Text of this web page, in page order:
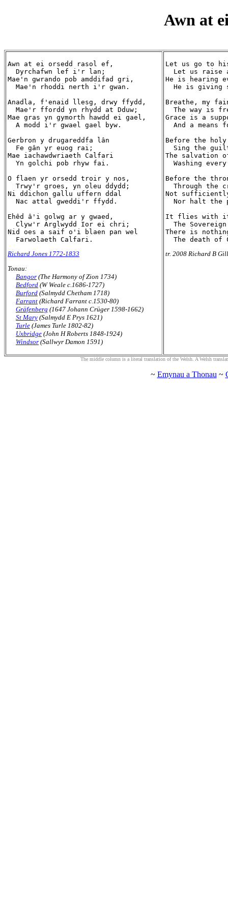
Awn at
Awn at ei orsedd rasol ef,
  Dyrchafwn lef i'r lan;
Mae'n gwrando pob amddifad gri,
  Mae'n rhoddi nerth i'r gwan.
Anadla, f'enaid llesg, drwy ffydd,
  Mae'r ffordd yn rhydd at Dduw;
Mae gras yn gymorth hawdd ei gael,
  A modd i'r gwael gael byw.
Gerbron y drugareddfa lân
  Fe gân yr euog rai;
Mae iachawdwriaeth Calfari
  Yn golchi pob rhyw fai.
O flaen yr orsedd troir y nos,
  Trwy'r groes, yn oleu ddydd;
Ni ddichon gallu uffern ddal
  Nac attal gweddi'r ffydd.
Ehêd â'i golwg ar y gwaed,
  Clyw'r Arglwydd Ior ei chri;
Nid oes a saif o'i blaen pan wel
Richard Jones 1772-1833
Tonau:
Bangor (The Harmony of Zion 1734)
Bedford (W Weale c.1686-1727)
Burford (Salmydd Chetham 1718)
Farrant (Richard Farrant c.1530-80)
Gräfenberg (1647 Johann Crüger 1598-1662)
St Mary (Salmydd E Prys 1621)
Turle (James Turle 1802-82)
Uxbridge (John H Roberts 1848-1924)
Windsor (Sallwyr Damon 1591)
Let us go to
Let us raise
He is hearing
He is giving
Breathe, my
The way is
Grace is a
And a means
Before the holy
Sing the
The salvation
Washing
Before the
Through the
Not
Nor halt the
It flies with
The
There is
tr. 2008 Richard B
The middle column is a literal translation of the Welsh. A Welsh
~ Emynau a Thonau ~